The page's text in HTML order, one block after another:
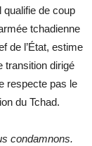
qualifie de coup
tchadienne
de l’État, estime
transition dirigé
respecte pas le
du Tchad.
condamnons.